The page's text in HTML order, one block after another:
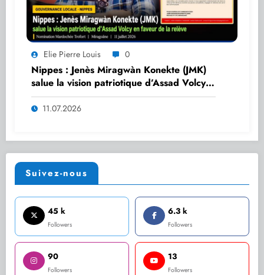
Elie Pierre Louis 0
Nippes : Jenès Miragwàn Konekte (JMK)
salue la vision patriotique d’Assad Volcy
en faveur de la relève
11.07.2026
Suivez-nous
45 k
Followers
6.3 k
Followers
90
Followers
13
Followers